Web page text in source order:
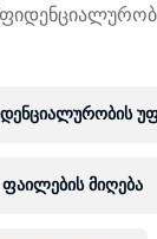
RUN 2026
TOKYO SHINJUKU KU
ფაილების მიღება